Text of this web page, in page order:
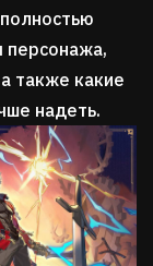
персонажа,
также какие
надеть.